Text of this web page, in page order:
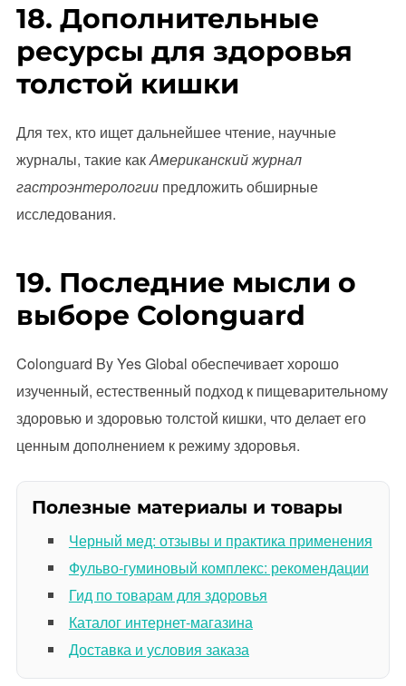
18. Дополнительные
ресурсы для здоровья
толстой кишки
Для тех, кто ищет дальнейшее чтение, научные
журналы, такие какАмериканский журнал
гастроэнтерологиипредложить обширные
исследования.
19. Последние мысли о
выборе Colonguard
Colonguard By Yes Global обеспечивает хорошо
изученный, естественный подход к пищеварительному
здоровью и здоровью толстой кишки, что делает его
ценным дополнением к режиму здоровья.
Полезные материалы и товары
Черный мед: отзывы и практика применения
Фульво-гуминовый комплекс: рекомендации
Гид по товарам для здоровья
Каталог интернет-магазина
Доставка и условия заказа